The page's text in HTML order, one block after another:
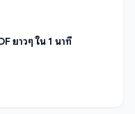
ยาวๆ ใน 1 นาที